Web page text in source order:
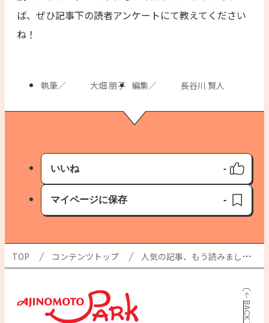
ば、ぜひ記事下の読者アンケートにて教えてください
ね！
執筆／ 大畑 朋子 編集／ 長谷川 賢人
いいね
いいね済み
-
マイページに保存
保存済み
-
TOP コンテンツトップ 人気の記事、もう読みましたか？ 「PARK MAGAZINE」の歩き方を 改めてご紹介！